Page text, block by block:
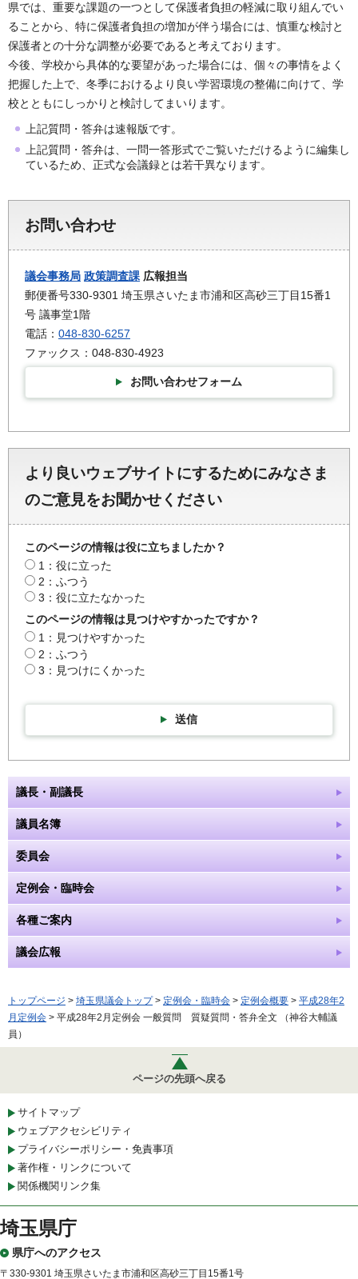
県では、重要な課題の一つとして保護者負担の軽減に取り組んでい
ることから、特に保護者負担の増加が伴う場合には、慎重な検討と
保護者との十分な調整が必要であると考えております。
今後、学校から具体的な要望があった場合には、個々の事情をよく
把握した上で、冬季におけるより良い学習環境の整備に向けて、学
校とともにしっかりと検討してまいります。
上記質問・答弁は速報版です。
上記質問・答弁は、一問一答形式でご覧いただけるように編集し
ているため、正式な会議録とは若干異なります。
お問い合わせ
議会事務局 政策調査課 広報担当
郵便番号330-9301 埼玉県さいたま市浦和区高砂三丁目15番1
号 議事堂1階
電話： 048-830-6257
ファックス：048-830-4923
お問い合わせフォーム
より良いウェブサイトにするためにみなさま
のご意見をお聞かせください
このページの情報は役に立ちましたか？
1：役に立った
2：ふつう
3：役に立たなかった
このページの情報は見つけやすかったですか？
1：見つけやすかった
2：ふつう
3：見つけにくかった
送信
議長・副議長
議員名簿
委員会
定例会・臨時会
各種ご案内
議会広報
トップページ > 埼玉県議会トップ> 定例会・臨時会 > 定例会概要 > 平成28年2
月定例会 > 平成28年2月定例会 一般質問 質疑質問・答弁全文 （神谷大輔議
員）
ページの先頭へ戻る
サイトマップ
ウェブアクセシビリティ
プライバシーポリシー・免責事項
著作権・リンクについて
関係機関リンク集
埼玉県庁
県庁へのアクセス
〒330-9301 埼玉県さいたま市浦和区高砂三丁目15番1号